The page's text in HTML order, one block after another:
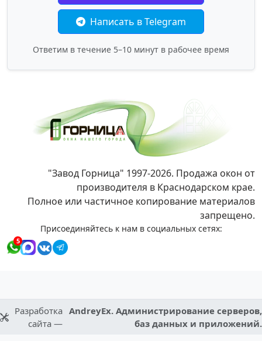
Написать в Telegram
Ответим в течение 5–10 минут в рабочее время
"Завод Горница" 1997-2026. Продажа окон от
производителя в Краснодарском крае.
Полное или частичное копирование материалов
запрещено.
Присоединяйтесь к нам в социальных сетях:
5
Разработка
сайта —
AndreyEx. Администрирование серверов,
баз данных и приложений.